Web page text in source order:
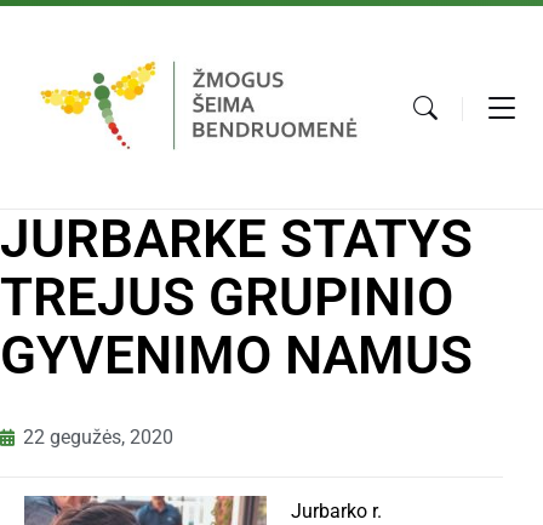
JURBARKE STATYS
TREJUS GRUPINIO
GYVENIMO NAMUS
22 gegužės, 2020
Jurbarko r.